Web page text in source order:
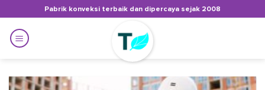
to
content
Pabrik konveksi terbaik dan dipercaya sejak 2008